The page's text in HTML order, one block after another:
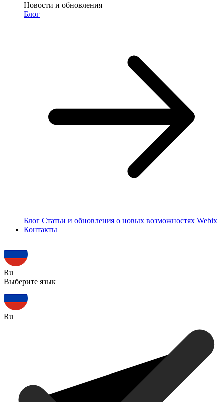
Новости и обновления
Блог
Блог Статьи и обновления о новых возможностях Webix
Контакты
Ru
Выберите язык
Ru